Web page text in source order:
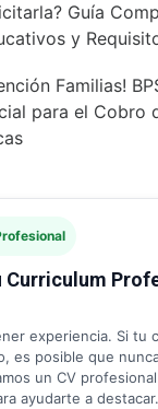
Guía
y
Familias!
para el Cobro
Curriculum
experiencia. Si tu
es posible que
un CV
ayudarte a